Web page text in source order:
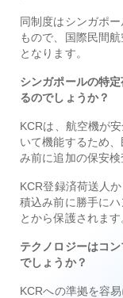
同制度はシンガポ
もので、国際民間
となります。
シンガポールの特
るのでしょうか？
KCRは、航空機が
いて機能するため
み前に追加の保安検
KCR登録済荷送人
積込み前に勝手に
とから保護されます
テクノロジーはコ
でしょうか？
KCRへの準拠を容